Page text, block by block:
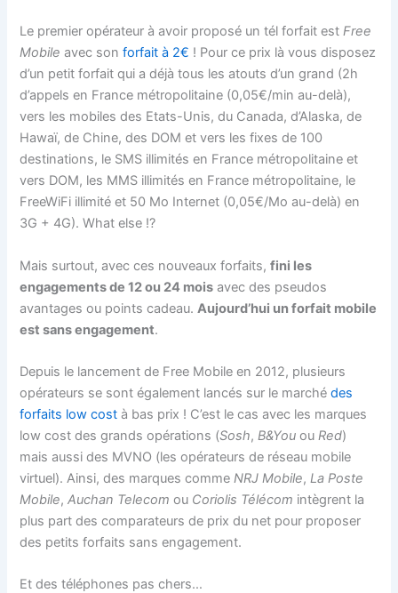
Le premier opérateur à avoir proposé un tél forfait estFree
Mobile avec sonforfait à 2€ ! Pour ce prix là vous disposez
d’un petit forfait qui a déjà tous les atouts d’un grand (2h
d’appels en France métropolitaine (0,05€/min au-delà),
vers les mobiles des Etats-Unis, du Canada, d’Alaska, de
Hawaï, de Chine, des DOM et vers les fixes de 100
destinations, le SMS illimités en France métropolitaine et
vers DOM, les MMS illimités en France métropolitaine, le
FreeWiFi illimité et 50 Mo Internet (0,05€/Mo au-delà) en
3G + 4G). What else !?
Mais surtout, avec ces nouveaux forfaits,fini les
engagements de 12 ou 24 mois avec des pseudos
avantages ou points cadeau.Aujourd’hui un forfait mobile
est sans engagement.
Depuis le lancement de Free Mobile en 2012, plusieurs
opérateurs se sont également lancés sur le marchédes
forfaits low cost à bas prix ! C’est le cas avec les marques
low cost des grands opérations (Sosh,B&You ouRed)
mais aussi des MVNO (les opérateurs de réseau mobile
virtuel). Ainsi, des marques commeNRJ Mobile,La Poste
Mobile,Auchan Telecom ou Coriolis Télécom intègrent la
plus part des comparateurs de prix du net pour proposer
des petits forfaits sans engagement.
Et des téléphones pas chers…